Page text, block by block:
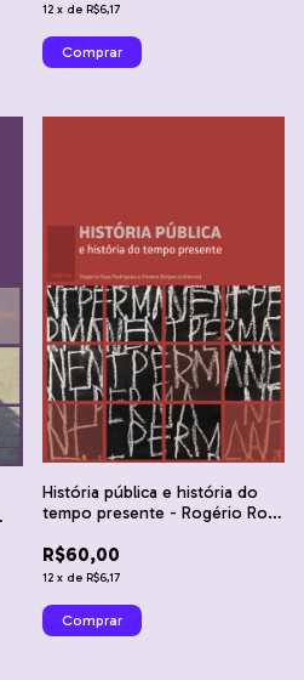
Sônia Meneses
12 x de R$6,17
História pública e história do
tempo presente - Rogério Rosa
Borges
R$60,00
12 x de R$6,17